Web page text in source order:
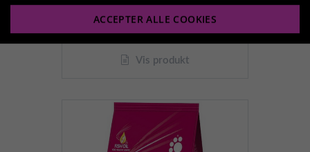
49,95 kr.
Vis produkt
ACCEPTER ALLE COOKIES